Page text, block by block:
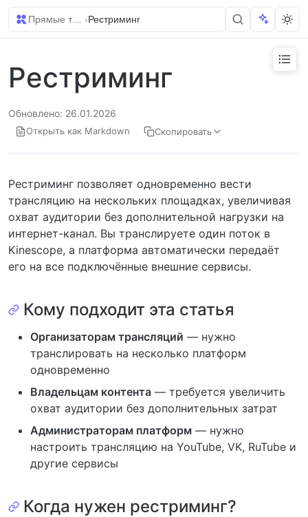
Прямые трансляции
›Рестриминг
Рестриминг
Обновлено: 26.01.2026
Открыть как Markdown Скопировать
Рестриминг позволяет одновременно вести
трансляцию на нескольких площадках, увеличивая
охват аудитории без дополнительной нагрузки на
интернет-канал. Вы транслируете один поток в
Kinescope, а платформа автоматически передаёт
его на все подключённые внешние сервисы.
Кому подходит эта статья
Организаторам трансляций — нужно
транслировать на несколько платформ
одновременно
Владельцам контента — требуется увеличить
охват аудитории без дополнительных затрат
Администраторам платформ — нужно
настроить трансляцию на YouTube, VK, RuTube и
другие сервисы
Когда нужен рестриминг?